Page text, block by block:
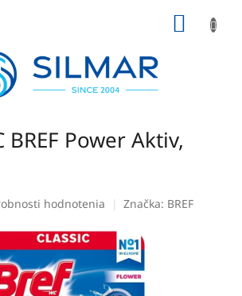
BREF Power Aktiv,
hodnotenia Značka: BREF